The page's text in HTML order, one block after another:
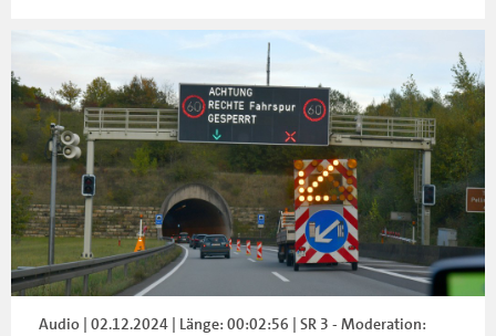
Audio | 02.12.2024 | Länge: 00:02:56 | SR 3 - Moderation: